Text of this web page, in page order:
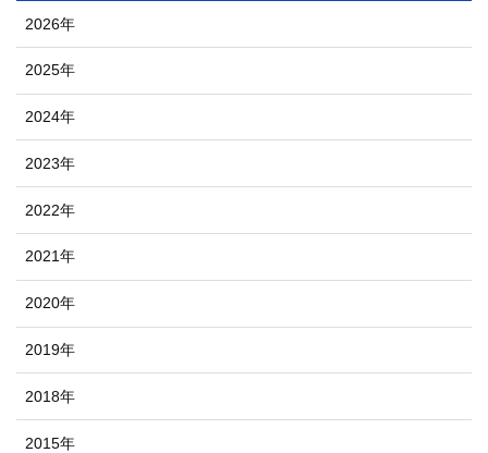
2026年
2025年
2024年
2023年
2022年
2021年
2020年
2019年
2018年
2015年